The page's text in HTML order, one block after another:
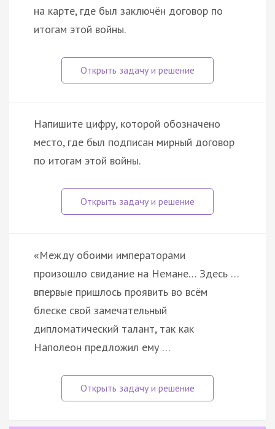
на карте, где был заключён договор по
итогам этой войны.
Напишите цифру, которой обозначено
место, где был подписан мирный договор
по итогам этой войны.
«Между обоими императорами
произошло свидание на Немане… Здесь …
впервые пришлось проявить во всём
блеске свой замечательный
дипломатический талант, так как
Наполеон предложил ему …